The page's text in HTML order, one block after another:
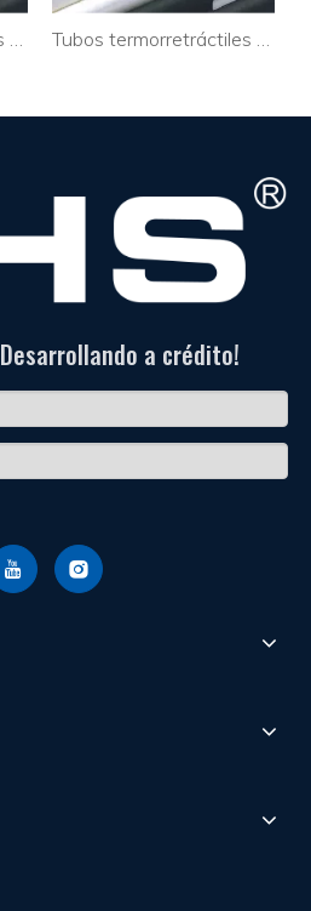
Tubos termorretráctiles de PVC transparente para cables
a crédito!